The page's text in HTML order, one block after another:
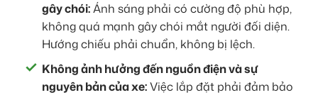
gây chói:Ánh sáng phải có cường độ phù hợp,
không quá mạnh gây chói mắt người đối diện.
Hướng chiếu phải chuẩn, không bị lệch.
Không ảnh hưởng đến nguồn điện và sự
nguyên bản của xe:Việc lắp đặt phải đảm bảo